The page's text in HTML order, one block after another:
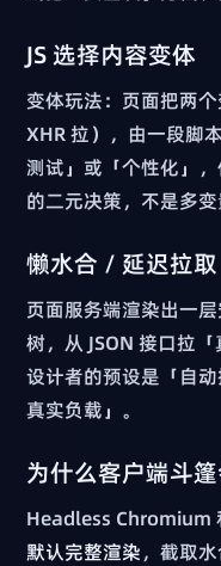
JS 选择内容变体
变体玩法：页面把两
XHR 拉），由一段脚
测试」或「个性化」
的二元决策，不是多变
懒水合 / 延迟拉取
页面服务端渲染出一
树，从 JSON 接口拉
设计者的预设是「自
真实负载」。
为什么客户端斗
Headless Chromium
默认完整渲染，截取